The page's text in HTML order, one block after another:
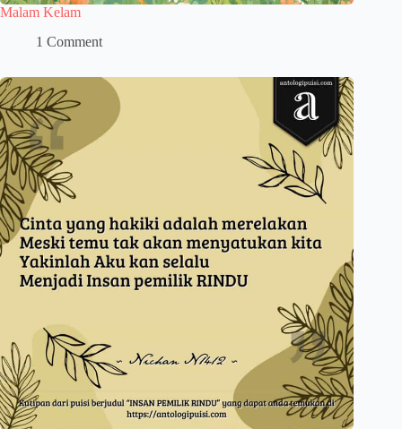
Malam Kelam
1 Comment